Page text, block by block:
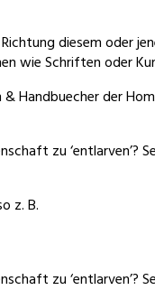
diesem oder
Schriften oder
Handbuecher der
zu ‘entlarven’?
z. B.
zu ‘entlarven’?